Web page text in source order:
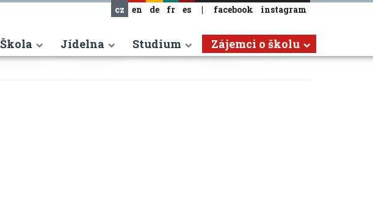
cz en de fr es | facebook instagram
Škola Jídelna Studium Zájemci o školu